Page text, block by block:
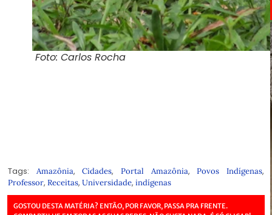
Foto: Carlos Rocha
Tags: Amazônia,Cidades,Portal Amazônia,Povos Indígenas,
Professor, Receitas, Universidade, indígenas
GOSTOU DESTA MATÉRIA? ENTÃO, POR FAVOR, PASSA PRA FRENTE.